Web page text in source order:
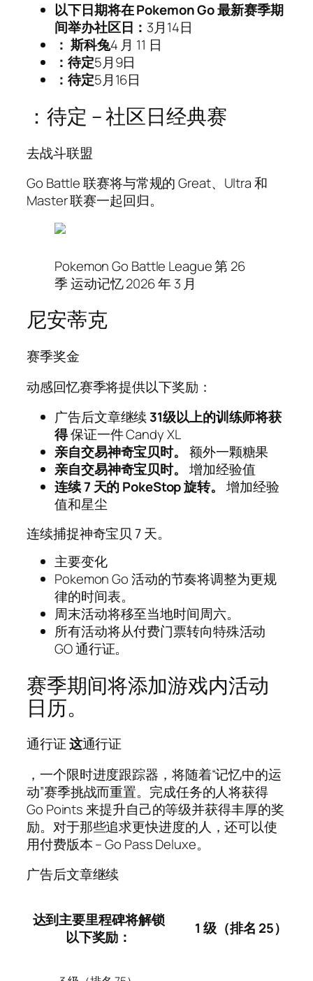
以下日期将在 Pokemon Go 最新赛季期
间举办社区日： 3月14日
： 斯科兔4 月 11 日
：待定5月9日
：待定5月16日
：待定 – 社区日经典赛
去战斗联盟
Go Battle 联赛将与常规的 Great、Ultra 和
Master 联赛一起回归。
Pokemon Go Battle League 第 26
季 运动记忆 2026 年 3 月
尼安蒂克
赛季奖金
动感回忆赛季将提供以下奖励：
广告后文章继续31级以上的训练师将获
得保证一件 Candy XL
亲自交易神奇宝贝时。 额外一颗糖果
亲自交易神奇宝贝时。
增加经验值
连续 7 天的 PokeStop 旋转。 增加经验
值和星尘
连续捕捉神奇宝贝 7 天。
主要变化
Pokemon Go 活动的节奏将调整为更规
律的时间表。
周末活动将移至当地时间周六。
所有活动将从付费门票转向特殊活动
GO 通行证。
赛季期间将添加游戏内活动
日历。
通行证这通行证
，一个限时进度跟踪器，将随着“记忆中的运
动”赛季挑战而重置。完成任务的人将获得
Go Points 来提升自己的等级并获得丰厚的奖
励。对于那些追求更快进度的人，还可以使
用付费版本 – Go Pass Deluxe。
广告后文章继续
达到主要里程碑将解锁
以下奖励：
1 级（排名 25）